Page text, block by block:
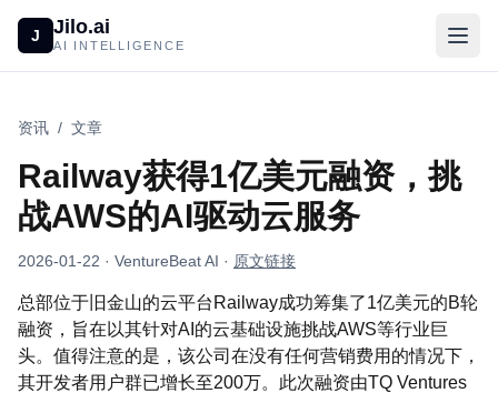
J Jilo.ai
AI INTELLIGENCE
资讯 / 文章
Railway获得1亿美元融资，挑
战AWS的AI驱动云服务
2026-01-22 · VentureBeat AI · 原文链接
总部位于旧金山的云平台Railway成功筹集了1亿美元的B轮
融资，旨在以其针对AI的云基础设施挑战AWS等行业巨
头。值得注意的是，该公司在没有任何营销费用的情况下，
其开发者用户群已增长至200万。此次融资由TQ Ventures